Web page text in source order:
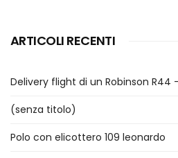
ARTICOLI RECENTI
Delivery flight di un Robinson R44
(senza titolo)
Polo con elicottero 109 leonardo